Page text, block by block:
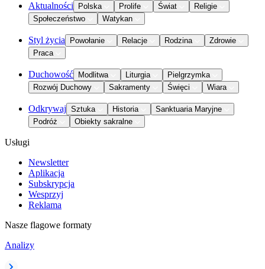
Aktualności Polska Prolife Świat
Religie
Społeczeństwo
Watykan
Styl życia Powołanie Relacje Rodzina
Zdrowie
Praca
Duchowość Modlitwa Liturgia
Pielgrzymka
Rozwój Duchowy
Sakramenty Święci Wiara
Odkrywaj Sztuka Historia
Sanktuaria Maryjne
Podróż
Obiekty sakralne
Usługi
Newsletter
Aplikacja
Subskrypcja
Wesprzyj
Reklama
Nasze flagowe formaty
Analizy